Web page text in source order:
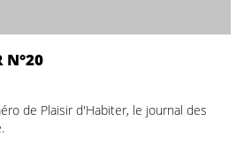
N°20
de Plaisir d'Habiter, le journal des